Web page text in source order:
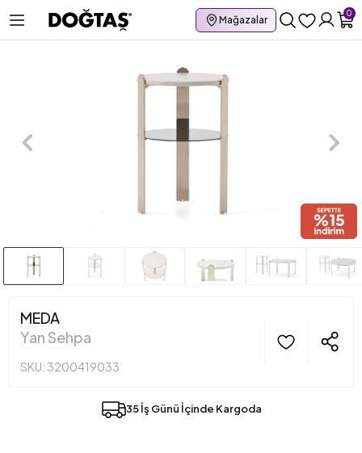
Mağazalar
0
MEDA
Yan Sehpa
SKU: 3200419033
35 İş Günü İçinde Kargoda